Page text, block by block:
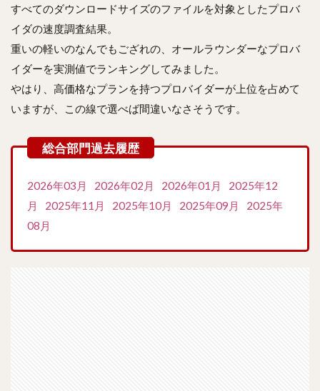
すべてのダウンロードサイズのファイルを対象としたプロバ
イダの速度調査結果。
重いの軽いのなんでもござれの、オールラウンダーなプロバ
イダーを実測値でランキングしてみました。
やはり、高価格なプランを持つプロバイダーが上位を占めて
いますが、この線で選べば間違いなさそうです。
2026年03月 2026年02月 2026年01月
2025年12
月
2025年11月 2025年10月 2025年09月
2025年
08月